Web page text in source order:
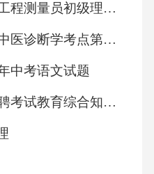
2022下半年广东省工程测量员初级理论考试试题
2022中医执业医师中医诊断学考点第二单元望诊毙考题
中考语文试题
2022中小学教师招聘考试教育综合知识全面复习资料